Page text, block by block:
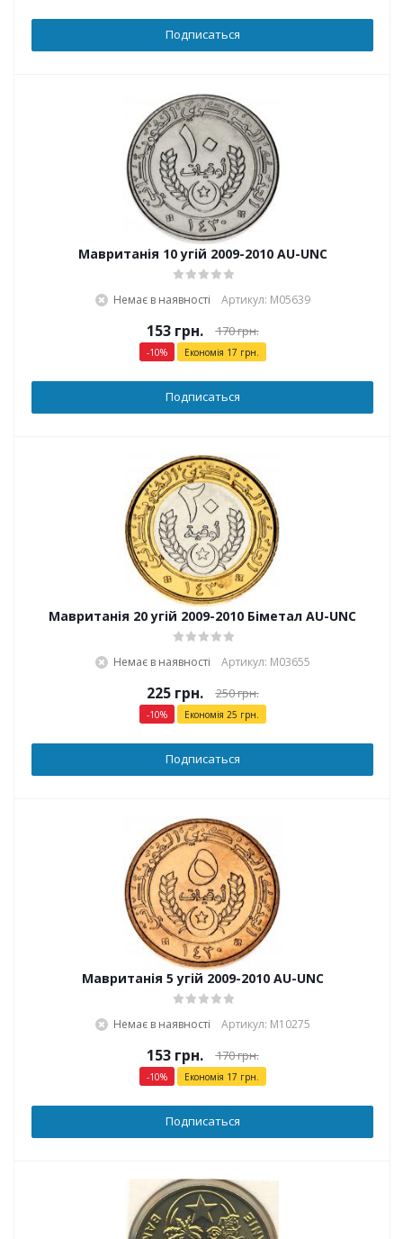
Подписаться
Мавританія 10 угій 2009-2010 AU-UNC
Немає в наявності Артикул: М05639
153грн. 170грн.
-10% Економія 17 грн.
Подписаться
Мавританія 20 угій 2009-2010 Біметал AU-UNC
Немає в наявності Артикул: М03655
225грн. 250грн.
-10% Економія 25 грн.
Подписаться
Мавританія 5 угій 2009-2010 AU-UNC
Немає в наявності Артикул: М10275
153грн. 170грн.
-10% Економія 17 грн.
Подписаться